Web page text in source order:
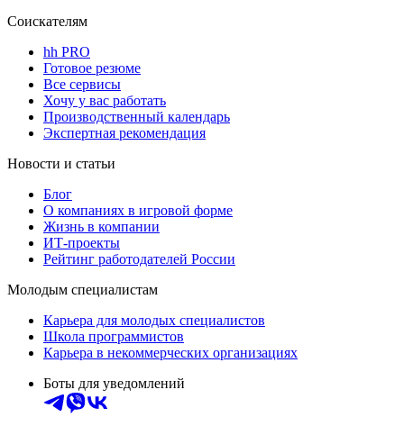
Соискателям
hh PRO
Готовое резюме
Все сервисы
Хочу у вас работать
Производственный календарь
Экспертная рекомендация
Новости и статьи
Блог
О компаниях в игровой форме
Жизнь в компании
ИТ-проекты
Рейтинг работодателей России
Молодым специалистам
Карьера для молодых специалистов
Школа программистов
Карьера в некоммерческих организациях
Боты для уведомлений